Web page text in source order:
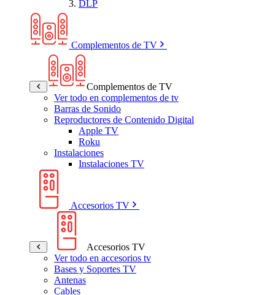
DLP
Complementos de TV
Complementos de TV
Ver todo en complementos de tv
Barras de Sonido
Reproductores de Contenido Digital
Apple TV
Roku
Instalaciones
Instalaciones TV
Accesorios TV
Accesorios TV
Ver todo en accesorios tv
Bases y Soportes TV
Antenas
Cables